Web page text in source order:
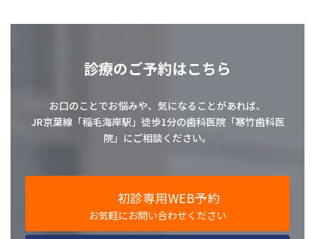
診療のご予約はこちら
お口のことでお悩みや、気になることがあれば、
JR京葉線「稲毛海岸駅」徒歩1分の歯科医院「寒竹歯科医
院」にご相談ください。
初診専用WEB予約
お気軽にお問い合わせください